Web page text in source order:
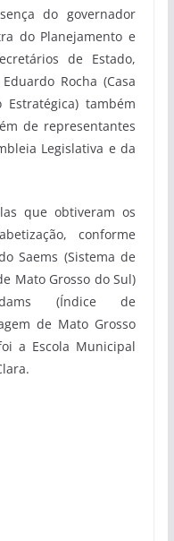
do governador
do Planejamento e
de Estado,
Rocha (Casa
Estratégica) também
de representantes
Legislativa e da
que obtiveram os
conforme
Saems (Sistema de
Mato Grosso do Sul)
(Índice de
de Mato Grosso
a Escola Municipal